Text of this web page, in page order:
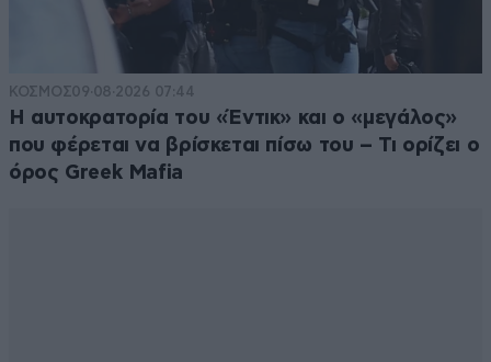
ΚΟΣΜΟΣ09·08·2026 07:44
Η αυτοκρατορία του «Έντικ» και ο «μεγάλος»
που φέρεται να βρίσκεται πίσω του – Τι ορίζει ο
όρος Greek Mafia